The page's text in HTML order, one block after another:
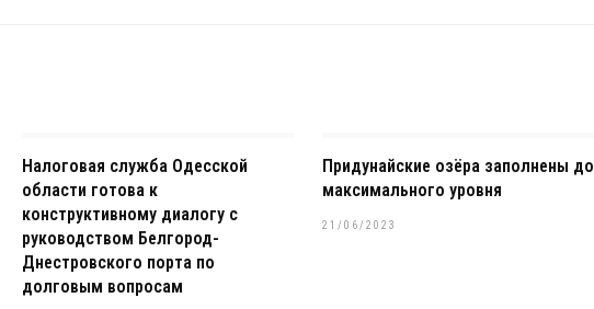
Налоговая служба Одесской
области готова к
конструктивному диалогу с
руководством Белгород-
Днестровского порта по
долговым вопросам
Придунайские озёра заполнены до
максимального уровня
21/06/2023